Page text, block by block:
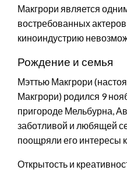
Макгрори является
востребованных
киноиндустрию
Рождение и семья
Мэттью Макгрори
Макгрори) родился 9
пригороде Мельбурна,
заботливой и любящей
поощряли его интересы к
Открытость и